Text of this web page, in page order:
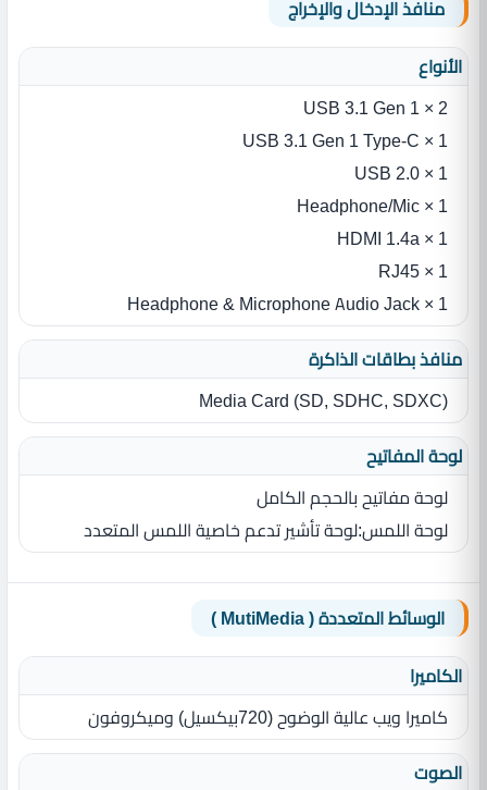
منافذ الإدخال والإخراج
الأنواع
2 × USB 3.1 Gen 1
1 × USB 3.1 Gen 1 Type-C
1 × USB 2.0
1 × Headphone/Mic
1 × HDMI 1.4a
1 × RJ45
1 × Headphone & Microphone Audio Jack
منافذ بطاقات الذاكرة
Media Card ‎(‎SD‎,‎ SDHC‎,‎ SDXC‎)‎
لوحة المفاتيح
لوحة مفاتيح بالحجم الكامل
لوحة اللمس‏:‏لوحة تأشير تدعم خاصية اللمس المتعدد
الوسائط المتعددة ( MutiMedia )
الكاميرا
كاميرا ويب عالية الوضوح ‏(‏720بيكسيل‏)‏ وميكروفون
الصوت